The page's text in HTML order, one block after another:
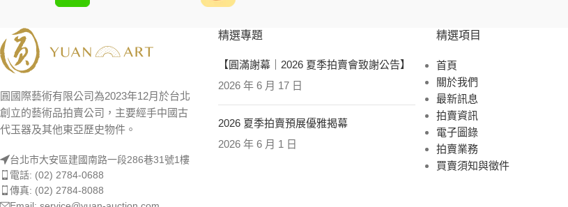
圓國際藝術有限公司為2023年12月於台北
創立的藝術品拍賣公司，主要經手中國古
代玉器及其他東亞歷史物件。
台北市大安區建國南路一段286巷31號1樓
電話: (02) 2784-0688
傳真: (02) 2784-8088
精選專題
【圓滿謝幕｜2026 夏季拍賣會致謝公告】
2026 年 6 月 17 日
2026 夏季拍賣預展優雅揭幕
2026 年 6 月 1 日
精選項目
首頁
關於我們
最新訊息
拍賣資訊
電子圖錄
拍賣業務
買賣須知與徵件